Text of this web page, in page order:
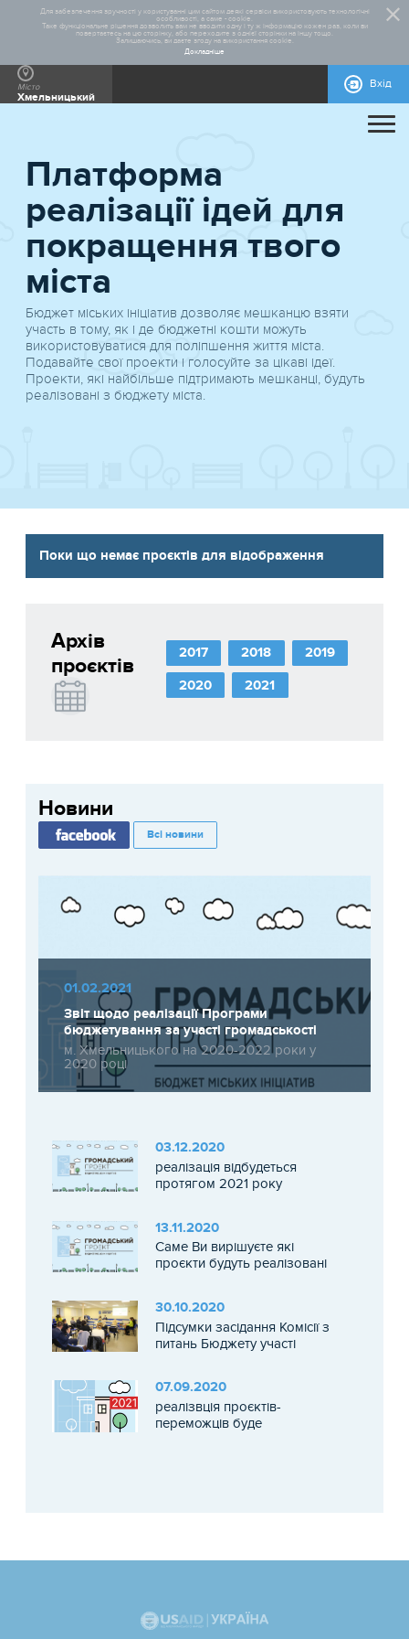
Для забезпечення зручності у користуванні цим сайтом деякі сервіси використовують технологічні
особливості, а саме - cookie.
Таке функціональне рішення дозволить вам не вводити одну і ту ж інформацію кожен раз, коли ви
повертаєтесь на цю сторінку, або переходите з однієї сторінки на іншу тощо.
Залишаючись, ви даєте згоду на використання cookie.
Докладніше
Місто
Хмельницький
Вхід
ЗАГАЛЬНА ІНФОРМАЦІЯ
СТАТИСТИКА
РЕАЛІЗОВАНІ ПРОЄКТИ
ДОПОМОГА
ПРАВИЛА УЧАСТІ
НОРМАТИВНО-ПРАВОВА БАЗА
БЛАНКИ ДЛЯ ЗАВАНТАЖЕННЯ
КОНТАКТИ
Платформа
реалізації ідей для
покращення твого
міста
Бюджет міських ініціатив дозволяє мешканцю взяти
участь в тому, як і де бюджетні кошти можуть
використовуватися для поліпшення життя міста.
Подавайте свої проекти і голосуйте за цікаві ідеї.
Проекти, які найбільше підтримають мешканці, будуть
реалізовані з бюджету мiста.
Поки що немає проєктів для відображення
Архів
проєктів
2017 2018
2019
2020
2021
Новини
Всі новини
01.02.2021
Звіт щодо реалізації Програми
бюджетування за участі громадськості
м. Хмельницького на 2020-2022 роки у
2020 році
03.12.2020
реалізація відбудеться
протягом 2021 року
13.11.2020
Саме Ви вирішуєте які
проєкти будуть реалізовані
30.10.2020
Підсумки засідання Комісії з
питань Бюджету участі
07.09.2020
реалізвція проєктів-
переможців буде